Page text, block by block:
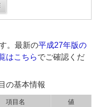
。最新の平成27年版の
はこちらでご確認くだ
の基本情報
項目名
値